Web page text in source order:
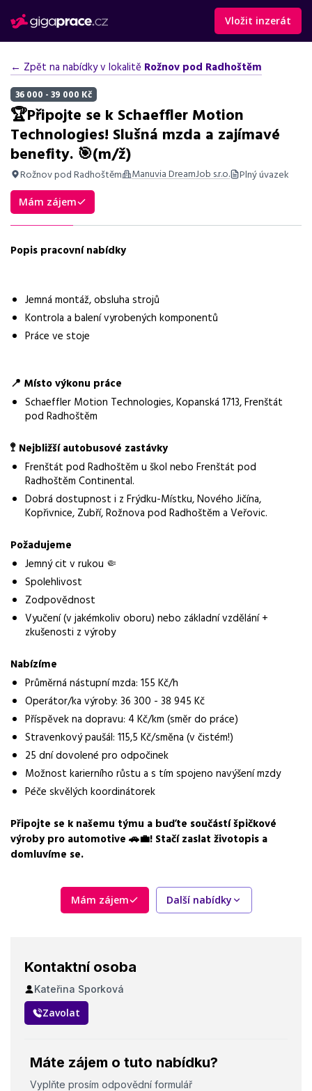
Vložit inzerát
← Zpět na nabídky v lokalitě Rožnov pod Radhoštěm
36 000 - 39 000 Kč
🏆Připojte se k Schaeffler Motion
Technologies! Slušná mzda a zajímavé
benefity. 🎯(m/ž)
Rožnov pod Radhoštěm Manuvia DreamJob s.r.o. Plný úvazek
Shrnutí nabídky
Nabídka práce ve Frenštátě pod Radhoštěm na pozici
benefity a kariérní růst.
Pozice
Operátor výroby
Obor / skupina
výroba
Lokalita nabídky
Rožnov pod Radhoštěm
Místo výkonu práce
Frenštát pod Radhoštěm
Manuvia DreamJob s.r.o.
Typ úvazku
Plný úvazek
Mzda
36 000 - 39 000 Kč
Směny
jednosměnný provoz
Forma práce
práce na pracovišti
Vzdělání
není vyžadováno
příspěvek na dopravu, stravenkový paušál, 25 dní dovolené,
možnost kariérního růstu
Požadavky
Mám zájem
Popis pracovní nabídky
Jemná montáž, obsluha strojů
Kontrola a balení vyrobených komponentů
Práce ve stoje
📍 Místo výkonu práce
Schaeffler Motion Technologies, Kopanská 1713, Frenštát
pod Radhoštěm
🚏 Nejbližší autobusové zastávky
Frenštát pod Radhoštěm u škol nebo Frenštát pod
Radhoštěm Continental.
Dobrá dostupnost i z Frýdku-Místku, Nového Jičína,
Kopřivnice, Zubří, Rožnova pod Radhoštěm a Veřovic.
Požadujeme
Jemný cit v rukou 🤏
Spolehlivost
Zodpovědnost
Vyučení (v jakémkoliv oboru) nebo základní vzdělání +
zkušenosti z výroby
Nabízíme
Průměrná nástupní mzda: 155 Kč/h
Operátor/ka výroby: 36 300 - 38 945 Kč
Příspěvek na dopravu: 4 Kč/km (směr do práce)
Stravenkový paušál: 115,5 Kč/směna (v čistém!)
25 dní dovolené pro odpočinek
Možnost karierního růstu a s tím spojeno navýšení mzdy
Péče skvělých koordinátorek
Připojte se k našemu týmu a buďte součástí špičkové
výroby pro automotive 🚗💼! Stačí zaslat životopis a
domluvíme se.
Mám zájem Další nabídky
Kontaktní osoba
Kateřina Sporková
Zavolat
Máte zájem o tuto nabídku?
Vyplňte prosím odpovědní formulář